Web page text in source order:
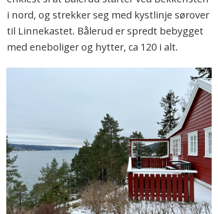
i nord, og strekker seg med kystlinje sørover
til Linnekastet. Bålerud er spredt bebygget
med eneboliger og hytter, ca 120 i alt.